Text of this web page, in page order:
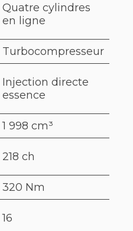
Quatre cylindres
en ligne
Turbocompresseur
Injection directe
essence
1 998 cm³
218 ch
320 Nm
16